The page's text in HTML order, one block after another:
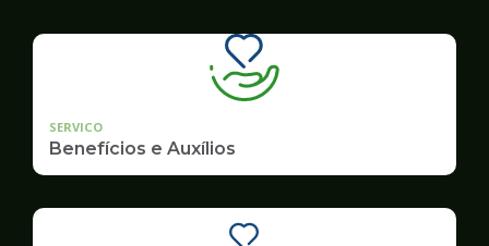
SERVICO
Benefícios e Auxílios